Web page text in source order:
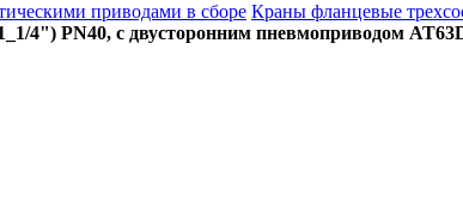
приводами в сборе Краны фланцевые
4") PN40, с двусторонним пневмоприводом